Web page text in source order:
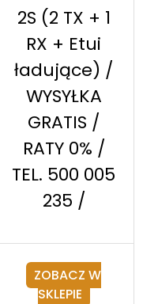
2S (2 TX + 1
RX + Etui
ładujące) /
WYSYŁKA
GRATIS /
RATY 0% /
TEL. 500 005
235 /
ZOBACZ W
SKLEPIE